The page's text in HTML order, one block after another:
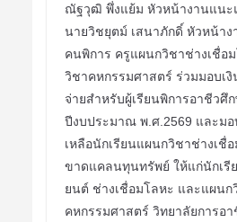
ณัฐวุฒิ พึ่งแย้ม หัวหน้างานแนะ
นายวิชยุตม์ เสนาภักดิ์ หัวหน้าง
คนพิการ ครูแผนกวิชาช่างเชื่อ
วิชาคหกรรมศาสตร์ ร่วมมอบเ
จ่ายสำหรับผู้เรียนพิการอาชีวศึ
ปีงบประมาณ พ.ศ.2569 และม
เหลือนักเรียนแผนกวิชาช่างเชื่
ขาดแคลนทุนทรัพย์ ให้แก่นักเรี
ยนต์ ช่างเชื่อมโลหะ และแผนก
คหกรรมศาสตร์ วิทยาลัยการอ